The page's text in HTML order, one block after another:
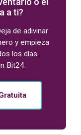
a ti?
de adivinar
y empieza
los días.
Bit24.